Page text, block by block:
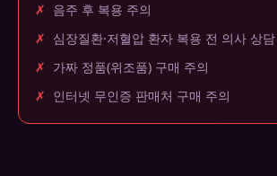
✗ 음주 후 복용 주의
✗ 심장질환·저혈압 환자 복용 전 의사 상
✗ 가짜 정품(위조품) 구매 주의
✗ 인터넷 무인증 판매처 구매 주의